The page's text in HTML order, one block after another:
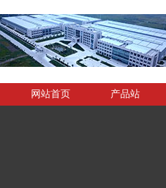
网站首页 产品站